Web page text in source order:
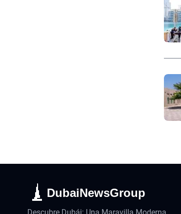
DubaiNewsGroup